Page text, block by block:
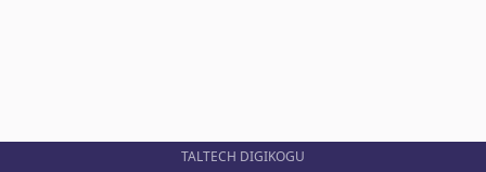
TALTECH DIGIKOGU